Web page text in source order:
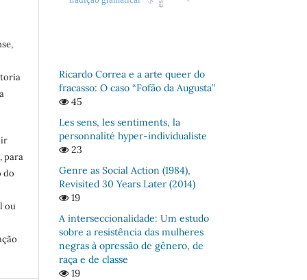
para
do
ou
Ricardo Correa e a arte queer do
fracasso: O caso “Fofão da Augusta”
45
Les sens, les sentiments, la
personnalité hyper-individualiste
23
Genre as Social Action (1984),
Revisited 30 Years Later (2014)
19
A interseccionalidade: Um estudo
sobre a resistência das mulheres
negras à opressão de gênero, de
raça e de classe
19